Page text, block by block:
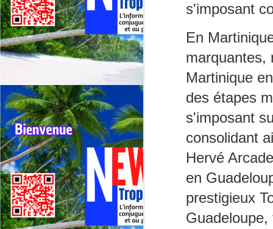
s'imposant
En
marquantes,
Martinique
des étapes
s'imposant
consolidant
Hervé
en
prestigieux